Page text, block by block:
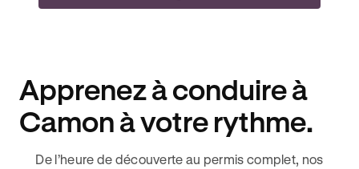
Apprenez à conduire à
Camon à votre rythme.
De l’heure de découverte au permis complet, nos